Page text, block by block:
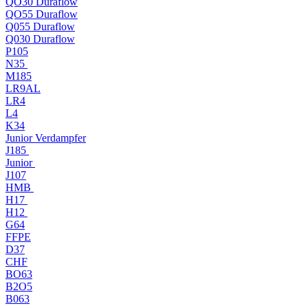
QO55 Duraflow
Q055 Duraflow
Q030 Duraflow
P105
N35
M185
LR9AL
LR4
L4
K34
Junior Verdampfer
J185
Junior
J107
HMB
H17
H12
G64
FFPE
D37
CHF
BO63
B2O5
B063